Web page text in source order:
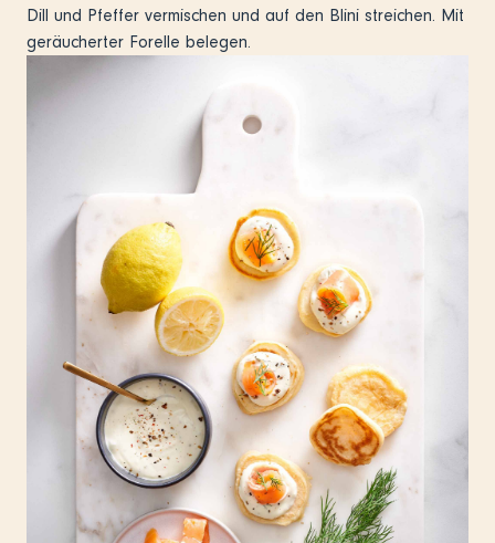
Dill und Pfeffer vermischen und auf den Blini streichen. Mit
geräucherter Forelle belegen.